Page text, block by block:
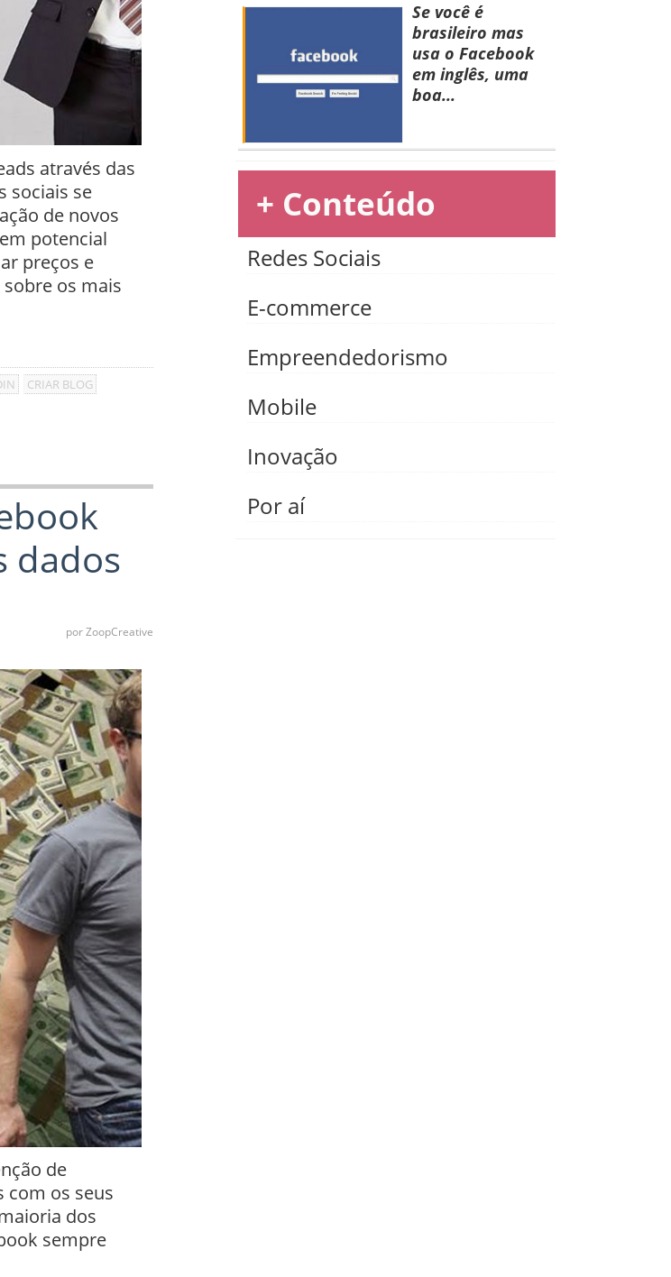
através das
sociais se
de novos
potencial
preços e
os mais
CRIAR BLOG
dados
por ZoopCreative
de
com os seus
dos
sempre
Se você é
brasileiro mas
usa o Facebook
em inglês, uma
boa...
+ Conteúdo
Redes Sociais
E-commerce
Empreendedorismo
Mobile
Inovação
Por aí